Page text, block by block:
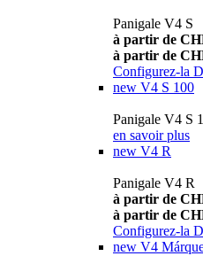
Panigale V4 S
à partir de
à partir de
Configurez-la
new V4 S 100
Panigale V4 S
en savoir plus
new V4 R
Panigale V4 R
à partir de
à partir de
Configurez-la
new V4